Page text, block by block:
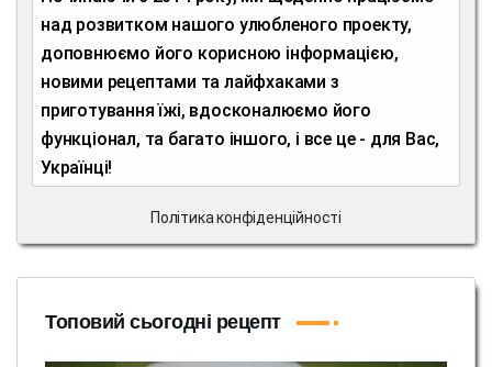
над розвитком нашого улюбленого проекту,
доповнюємо його корисною інформацією,
новими рецептами та лайфхаками з
приготування їжі, вдосконалюємо його
функціонал, та багато іншого, і все це - для Вас,
Українці!
Політика конфіденційності
Топовий сьогодні рецепт